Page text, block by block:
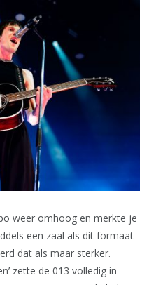
weer omhoog en merkte je
een zaal als dit formaat
dat als maar sterker.
zette de 013 volledig in